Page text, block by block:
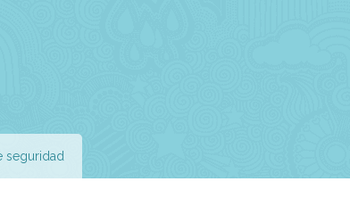
seguridad